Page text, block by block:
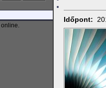
online.
Időpont: